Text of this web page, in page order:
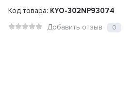
Код товара: KYO-302NP93074
Добавить отзыв
0